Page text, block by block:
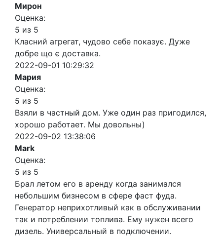
Мирон
Оценка:
5 из 5
Класний агрегат, чудово себе показує. Дуже
добре що є доставка.
2022-09-01 10:29:32
Мария
Оценка:
5 из 5
Взяли в частный дом. Уже один раз пригодился,
хорошо работает. Мы довольны)
2022-09-02 13:38:06
Mark
Оценка:
5 из 5
Брал летом его в аренду когда занимался
небольшим бизнесом в сфере фаст фуда.
Генератор неприхотливый как в обслуживании
так и потреблении топлива. Ему нужен всего
дизель. Универсальный в подключении.